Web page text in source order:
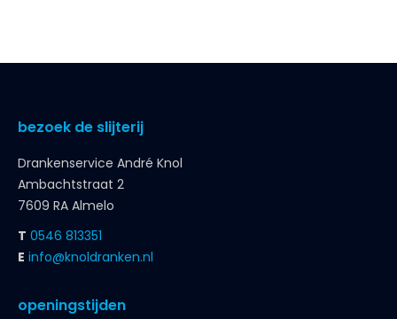
bezoek de slijterij
Drankenservice André Knol
Ambachtstraat 2
7609 RA Almelo
T 0546 813351
E info@knoldranken.nl
openingstijden